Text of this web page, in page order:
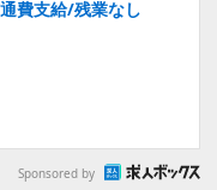
費支給/残業なし
Sponsored by